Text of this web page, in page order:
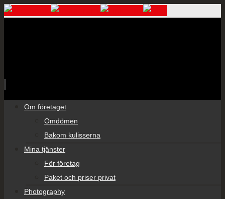
Om företaget
Omdömen
Bakom kulisserna
Mina tjänster
För företag
Paket och priser privat
Photography